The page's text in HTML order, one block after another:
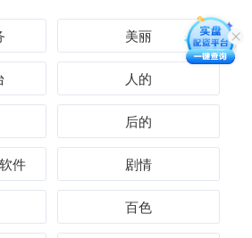
美丽
人的
后的
件 剧情
百色